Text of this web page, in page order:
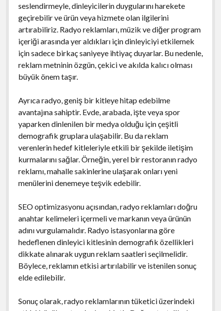
seslendirmeyle, dinleyicilerin duygularını harekete
geçirebilir ve ürün veya hizmete olan ilgilerini
artırabiliriz. Radyo reklamları, müzik ve diğer program
içeriği arasında yer aldıkları için dinleyiciyi etkilemek
için sadece birkaç saniyeye ihtiyaç duyarlar. Bu nedenle,
reklam metninin özgün, çekici ve akılda kalıcı olması
büyük önem taşır.
Ayrıca radyo, geniş bir kitleye hitap edebilme
avantajına sahiptir. Evde, arabada, işte veya spor
yaparken dinlenilen bir medya olduğu için çeşitli
demografik gruplara ulaşabilir. Bu da reklam
verenlerin hedef kitleleriyle etkili bir şekilde iletişim
kurmalarını sağlar. Örneğin, yerel bir restoranın radyo
reklamı, mahalle sakinlerine ulaşarak onları yeni
menülerini denemeye teşvik edebilir.
SEO optimizasyonu açısından, radyo reklamları doğru
anahtar kelimeleri içermeli ve markanın veya ürünün
adını vurgulamalıdır. Radyo istasyonlarına göre
hedeflenen dinleyici kitlesinin demografik özellikleri
dikkate alınarak uygun reklam saatleri seçilmelidir.
Böylece, reklamın etkisi artırılabilir ve istenilen sonuç
elde edilebilir.
Sonuç olarak, radyo reklamlarının tüketici üzerindeki